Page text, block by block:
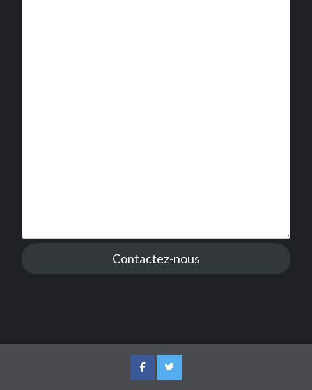
Contactez-nous
FacebookTwitter